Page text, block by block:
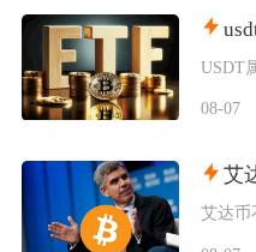
08-07
艾